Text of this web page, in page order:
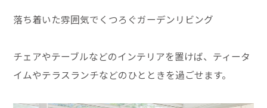
落ち着いた雰囲気でくつろぐガーデンリビング
チェアやテーブルなどのインテリアを置けば、ティータ
イムやテラスランチなどのひとときを過ごせます。